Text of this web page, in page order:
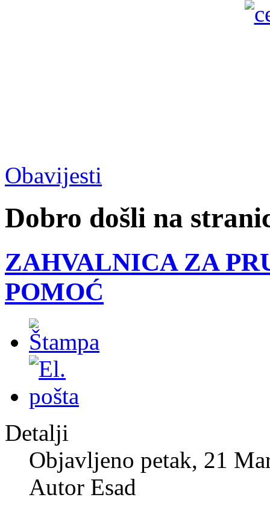
Obavijesti
Dobro došli na
ZAHVALNICA ZA
POMOĆ
Detalji
Objavljeno petak, 21
Autor Esad